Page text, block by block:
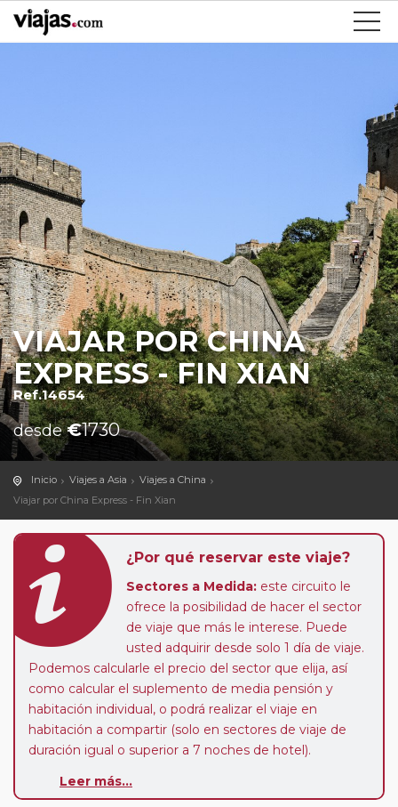
VIAJAR POR CHINA
EXPRESS - FIN XIAN
Ref.14654
desde€1730
Inicio Viajes a Asia
Viajes a China
Viajar por China Express - Fin Xian
¿Por qué reservar este viaje?
Sectores a Medida: este circuito le
ofrece la posibilidad de hacer el sector
de viaje que más le interese. Puede
usted adquirir desde solo 1 día de viaje.
Podemos calcularle el precio del sector que elija, así
como calcular el suplemento de media pensión y
habitación individual, o podrá realizar el viaje en
habitación a compartir (solo en sectores de viaje de
duración igual o superior a 7 noches de hotel).
año, ofrece a los pasajeros que ya hayan viajado con
Leer más...